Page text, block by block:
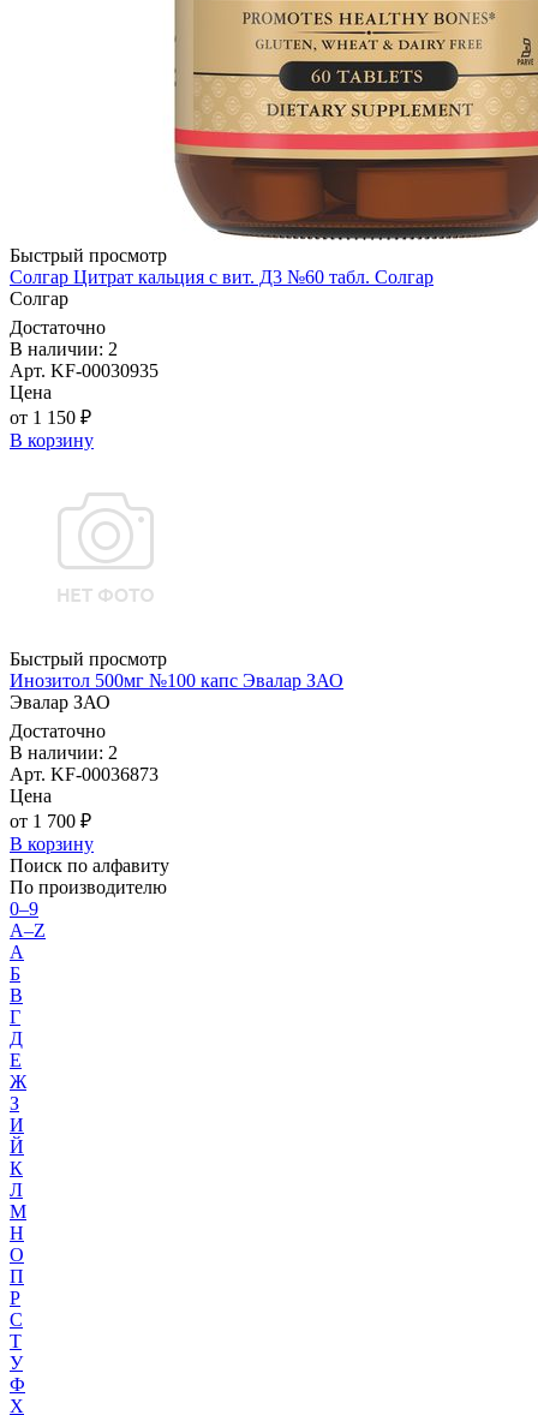
Быстрый просмотр
Солгар Цитрат кальция с вит. Д3 №60 табл. Солгар
Солгар
Достаточно
В наличии: 2
Арт. KF-00030935
Цена
от 1 150 ₽
В корзину
Быстрый просмотр
Инозитол 500мг №100 капс Эвалар ЗАО
Эвалар ЗАО
Достаточно
В наличии: 2
Арт. KF-00036873
Цена
от 1 700 ₽
В корзину
Поиск по алфавиту
По производителю
0–9
A–Z
А
Б
В
Г
Д
Е
Ж
З
И
Й
К
Л
М
Н
О
П
Р
С
Т
У
Ф
Х